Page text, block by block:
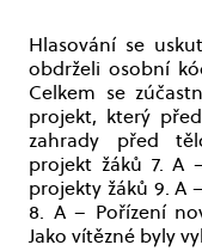
Hlasování se
obdrželi osobní
Celkem se
projekt, který
zahrady před
projekt žáků 7. A
projekty žáků 9. A
8. A – Pořízení
Jako vítězné byly